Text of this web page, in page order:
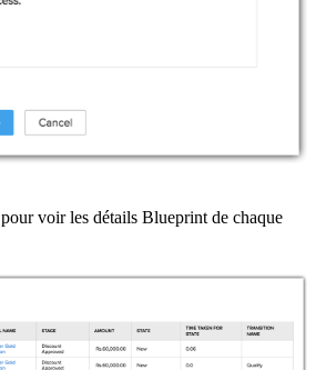
voir les détails Blueprint de chaque